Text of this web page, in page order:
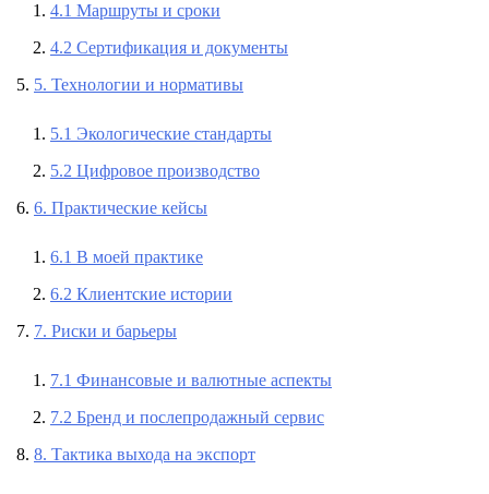
4.1 Маршруты и сроки
4.2 Сертификация и документы
5. Технологии и нормативы
5.1 Экологические стандарты
5.2 Цифровое производство
6. Практические кейсы
6.1 В моей практике
6.2 Клиентские истории
7. Риски и барьеры
7.1 Финансовые и валютные аспекты
7.2 Бренд и послепродажный сервис
8. Тактика выхода на экспорт